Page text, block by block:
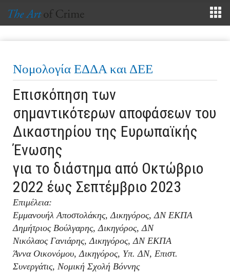
Νομολογία ΕΔΔΑ και ΔΕΕ
Επισκόπηση των
σημαντικότερων αποφάσεων του
Δικαστηρίου της Ευρωπαϊκής
Ένωσης
για το διάστημα από Οκτώβριο
2022 έως Σεπτέμβριο 2023
Επιμέλεια:
Εμμανουήλ Αποστολάκης, Δικηγόρος, ΔΝ ΕΚΠΑ
Δημήτριος Βούλγαρης, Δικηγόρος, ΔΝ
Νικόλαος Γανιάρης, Δικηγόρος, ΔΝ ΕΚΠΑ
Άννα Οικονόμου, Δικηγόρος, Υπ. ΔΝ, Επιστ.
Συνεργάτις, Νομική Σχολή Βόννης